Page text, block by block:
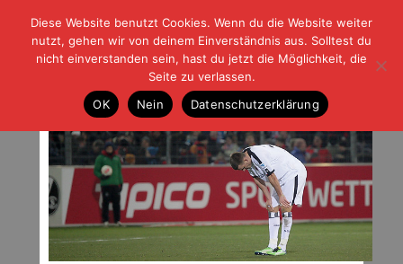
| | |BLOG-GFußball und der Rest
HOME|REGELN|IMPRESSUM |DATENSCHUTZ
Null zu null macht eins
Samstag, 23.02.13 | 10:02 Uhr
Diese Website benutzt Cookies. Wenn du die Website weiter
nutzt, gehen wir von deinem Einverständnis aus. Solltest du
nicht einverstanden sein, hast du jetzt die Möglichkeit, die
Seite zu verlassen.
OK
Nein Datenschutzerklärung